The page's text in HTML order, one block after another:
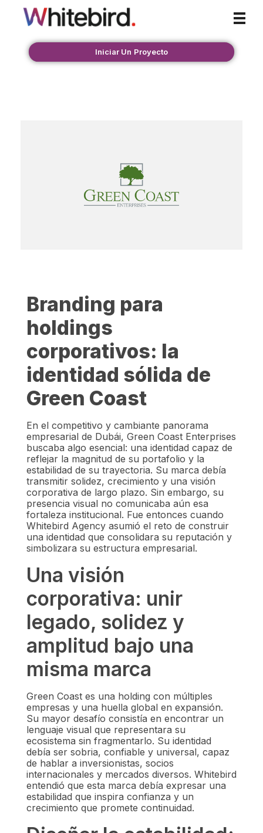
Iniciar Un Proyecto
Branding para
holdings
corporativos: la
identidad sólida de
Green Coast
En el competitivo y cambiante panorama
empresarial de Dubái, Green Coast Enterprises
buscaba algo esencial: una identidad capaz de
reflejar la magnitud de su portafolio y la
estabilidad de su trayectoria. Su marca debía
transmitir solidez, crecimiento y una visión
corporativa de largo plazo. Sin embargo, su
presencia visual no comunicaba aún esa
fortaleza institucional. Fue entonces cuando
Whitebird Agency asumió el reto de construir
una identidad que consolidara su reputación y
simbolizara su estructura empresarial.
Una visión
corporativa: unir
legado, solidez y
amplitud bajo una
misma marca
Green Coast es una holding con múltiples
empresas y una huella global en expansión.
Su mayor desafío consistía en encontrar un
lenguaje visual que representara su
ecosistema sin fragmentarlo. Su identidad
debía ser sobria, confiable y universal, capaz
de hablar a inversionistas, socios
internacionales y mercados diversos. Whitebird
entendió que esta marca debía expresar una
estabilidad que inspira confianza y un
crecimiento que promete continuidad.